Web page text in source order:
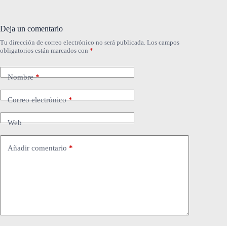
Deja un comentario
Tu dirección de correo electrónico no será publicada. Los campos
obligatorios están marcados con *
Nombre*
Correo electrónico*
Web
Añadir comentario *